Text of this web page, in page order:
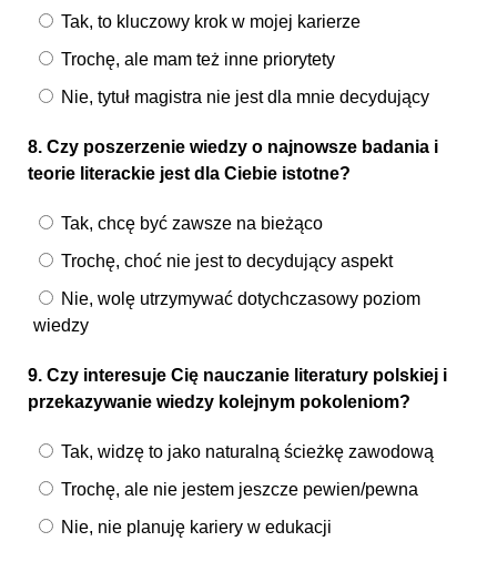
Tak, to kluczowy krok w mojej karierze
Trochę, ale mam też inne priorytety
Nie, tytuł magistra nie jest dla mnie decydujący
8. Czy poszerzenie wiedzy o najnowsze badania i
teorie literackie jest dla Ciebie istotne?
Tak, chcę być zawsze na bieżąco
Trochę, choć nie jest to decydujący aspekt
Nie, wolę utrzymywać dotychczasowy poziom
wiedzy
9. Czy interesuje Cię nauczanie literatury polskiej i
przekazywanie wiedzy kolejnym pokoleniom?
Tak, widzę to jako naturalną ścieżkę zawodową
Trochę, ale nie jestem jeszcze pewien/pewna
Nie, nie planuję kariery w edukacji